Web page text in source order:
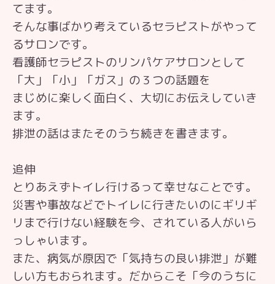
てます。
そんな事ばかり考えているセラピストがやって
るサロンです。
看護師セラピストのリンパケアサロンとして
「大」「小」「ガス」の３つの話題を
まじめに楽しく面白く、大切にお伝えしていき
ます。
排泄の話はまたそのうち続きを書きます。
追伸
とりあえずトイレ行けるって幸せなことです。
災害や事故などでトイレに行きたいのにギリギ
リまで行けない経験を今、されている人がいら
っしゃいます。
また、病気が原因で「気持ちの良い排泄」が難
しい方もおられます。だからこそ「今のうちに